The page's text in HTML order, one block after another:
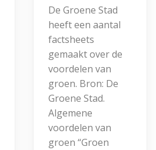
De Groene Stad
heeft een aantal
factsheets
gemaakt over de
voordelen van
groen. Bron: De
Groene Stad.
Algemene
voordelen van
groen “Groen